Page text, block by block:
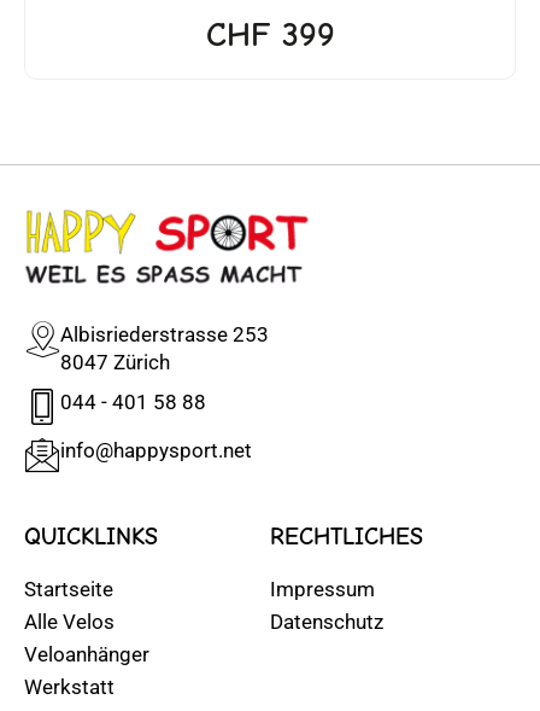
CHF399
Albisriederstrasse 253
8047 Zürich
044 - 401 58 88
info@happysport.net
QUICKLINKS
Startseite
Alle Velos
Veloanhänger
Werkstatt
RECHTLICHES
Impressum
Datenschutz